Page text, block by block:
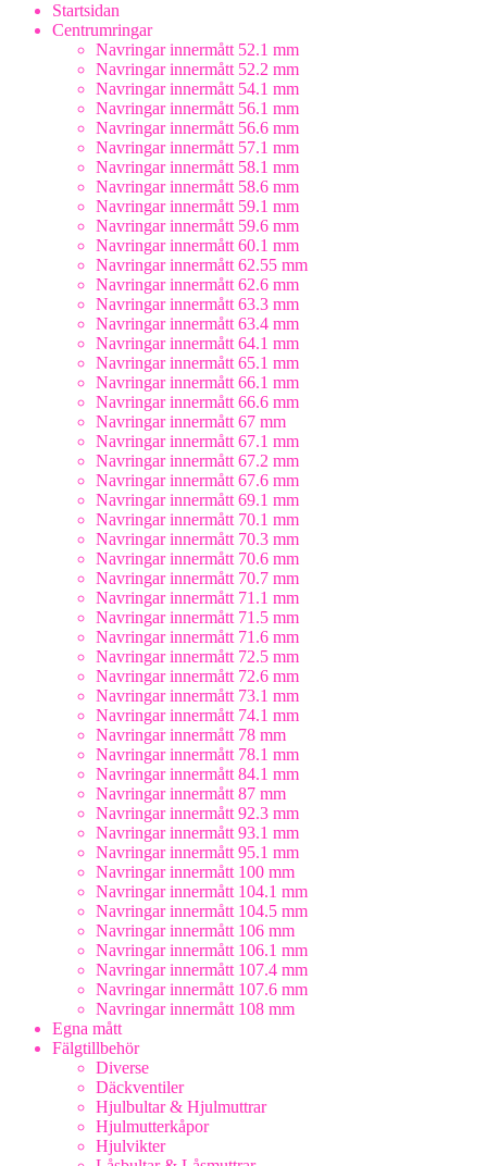
Startsidan
Centrumringar
Navringar innermått 52.1 mm
Navringar innermått 52.2 mm
Navringar innermått 54.1 mm
Navringar innermått 56.1 mm
Navringar innermått 56.6 mm
Navringar innermått 57.1 mm
Navringar innermått 58.1 mm
Navringar innermått 58.6 mm
Navringar innermått 59.1 mm
Navringar innermått 59.6 mm
Navringar innermått 60.1 mm
Navringar innermått 62.55 mm
Navringar innermått 62.6 mm
Navringar innermått 63.3 mm
Navringar innermått 63.4 mm
Navringar innermått 64.1 mm
Navringar innermått 65.1 mm
Navringar innermått 66.1 mm
Navringar innermått 66.6 mm
Navringar innermått 67 mm
Navringar innermått 67.1 mm
Navringar innermått 67.2 mm
Navringar innermått 67.6 mm
Navringar innermått 69.1 mm
Navringar innermått 70.1 mm
Navringar innermått 70.3 mm
Navringar innermått 70.6 mm
Navringar innermått 70.7 mm
Navringar innermått 71.1 mm
Navringar innermått 71.5 mm
Navringar innermått 71.6 mm
Navringar innermått 72.5 mm
Navringar innermått 72.6 mm
Navringar innermått 73.1 mm
Navringar innermått 74.1 mm
Navringar innermått 78 mm
Navringar innermått 78.1 mm
Navringar innermått 84.1 mm
Navringar innermått 87 mm
Navringar innermått 92.3 mm
Navringar innermått 93.1 mm
Navringar innermått 95.1 mm
Navringar innermått 100 mm
Navringar innermått 104.1 mm
Navringar innermått 104.5 mm
Navringar innermått 106 mm
Navringar innermått 106.1 mm
Navringar innermått 107.4 mm
Navringar innermått 107.6 mm
Navringar innermått 108 mm
Egna mått
Fälgtillbehör
Diverse
Däckventiler
Hjulbultar & Hjulmuttrar
Hjulmutterkåpor
Hjulvikter